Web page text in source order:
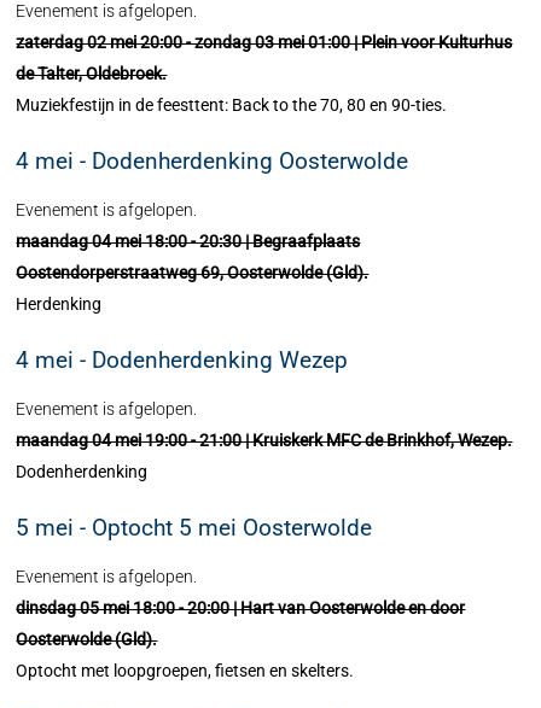
Evenement is afgelopen.
zaterdag 02 mei 20:00 - zondag 03 mei 01:00 | Plein voor Kulturhus
de Talter, Oldebroek.
Muziekfestijn in de feesttent: Back to the 70, 80 en 90-ties.
4 mei - Dodenherdenking Oosterwolde
Evenement is afgelopen.
maandag 04 mei 18:00 - 20:30 | Begraafplaats
Oostendorperstraatweg 69, Oosterwolde (Gld).
Herdenking
4 mei - Dodenherdenking Wezep
Evenement is afgelopen.
maandag 04 mei 19:00 - 21:00 | Kruiskerk MFC de Brinkhof, Wezep.
Dodenherdenking
5 mei - Optocht 5 mei Oosterwolde
Evenement is afgelopen.
dinsdag 05 mei 18:00 - 20:00 | Hart van Oosterwolde en door
Oosterwolde (Gld).
Optocht met loopgroepen, fietsen en skelters.